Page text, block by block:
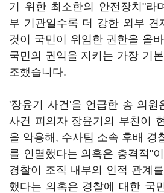
기 위한 최소한의 안전장치"라
부 기관일수록 더 강한 외부 견
것이 국민이 위임한 권한을 올
국민의 권익을 지키는 가장 기
조했습니다.
'장윤기 사건'을 언급한 송 의원
사건 피의자 장윤기의 부친이
을 악용해, 수사팀 소속 후배 경
를 인멸했다는 의혹은 충격적"
경찰이 조직 내부의 인적 관계
했다는 의혹은 경찰에 대한 국